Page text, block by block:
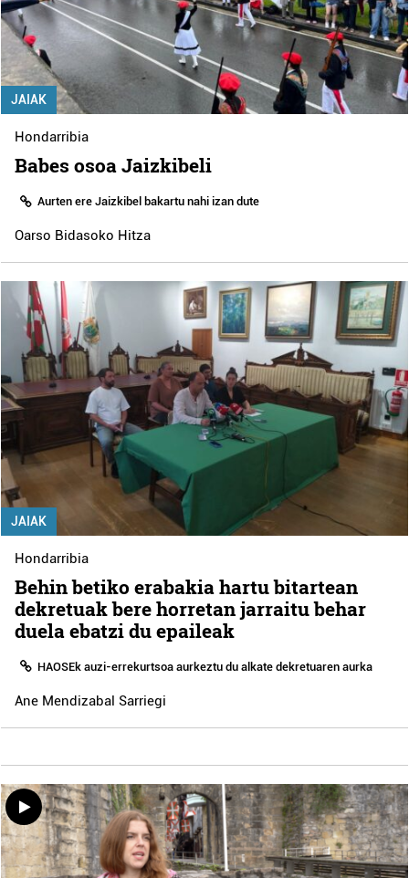
JAIAK
Hondarribia
Babes osoa Jaizkibeli
Aurten ere Jaizkibel bakartu nahi izan dute
Oarso Bidasoko Hitza
JAIAK
Hondarribia
Behin betiko erabakia hartu bitartean
dekretuak bere horretan jarraitu behar
duela ebatzi du epaileak
HAOSEk auzi-errekurtsoa aurkeztu du alkate dekretuaren aurka
Ane Mendizabal Sarriegi